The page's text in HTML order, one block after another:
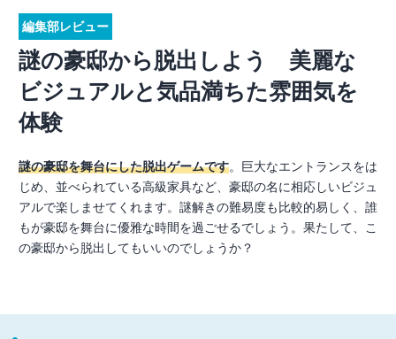
編集部レビュー
謎の豪邸から脱出しよう 美麗な
ビジュアルと気品満ちた雰囲気を
体験
謎の豪邸を舞台にした脱出ゲームです。巨大なエントランスをは
じめ、並べられている高級家具など、豪邸の名に相応しいビジュ
アルで楽しませてくれます。謎解きの難易度も比較的易しく、誰
もが豪邸を舞台に優雅な時間を過ごせるでしょう。果たして、こ
の豪邸から脱出してもいいのでしょうか？